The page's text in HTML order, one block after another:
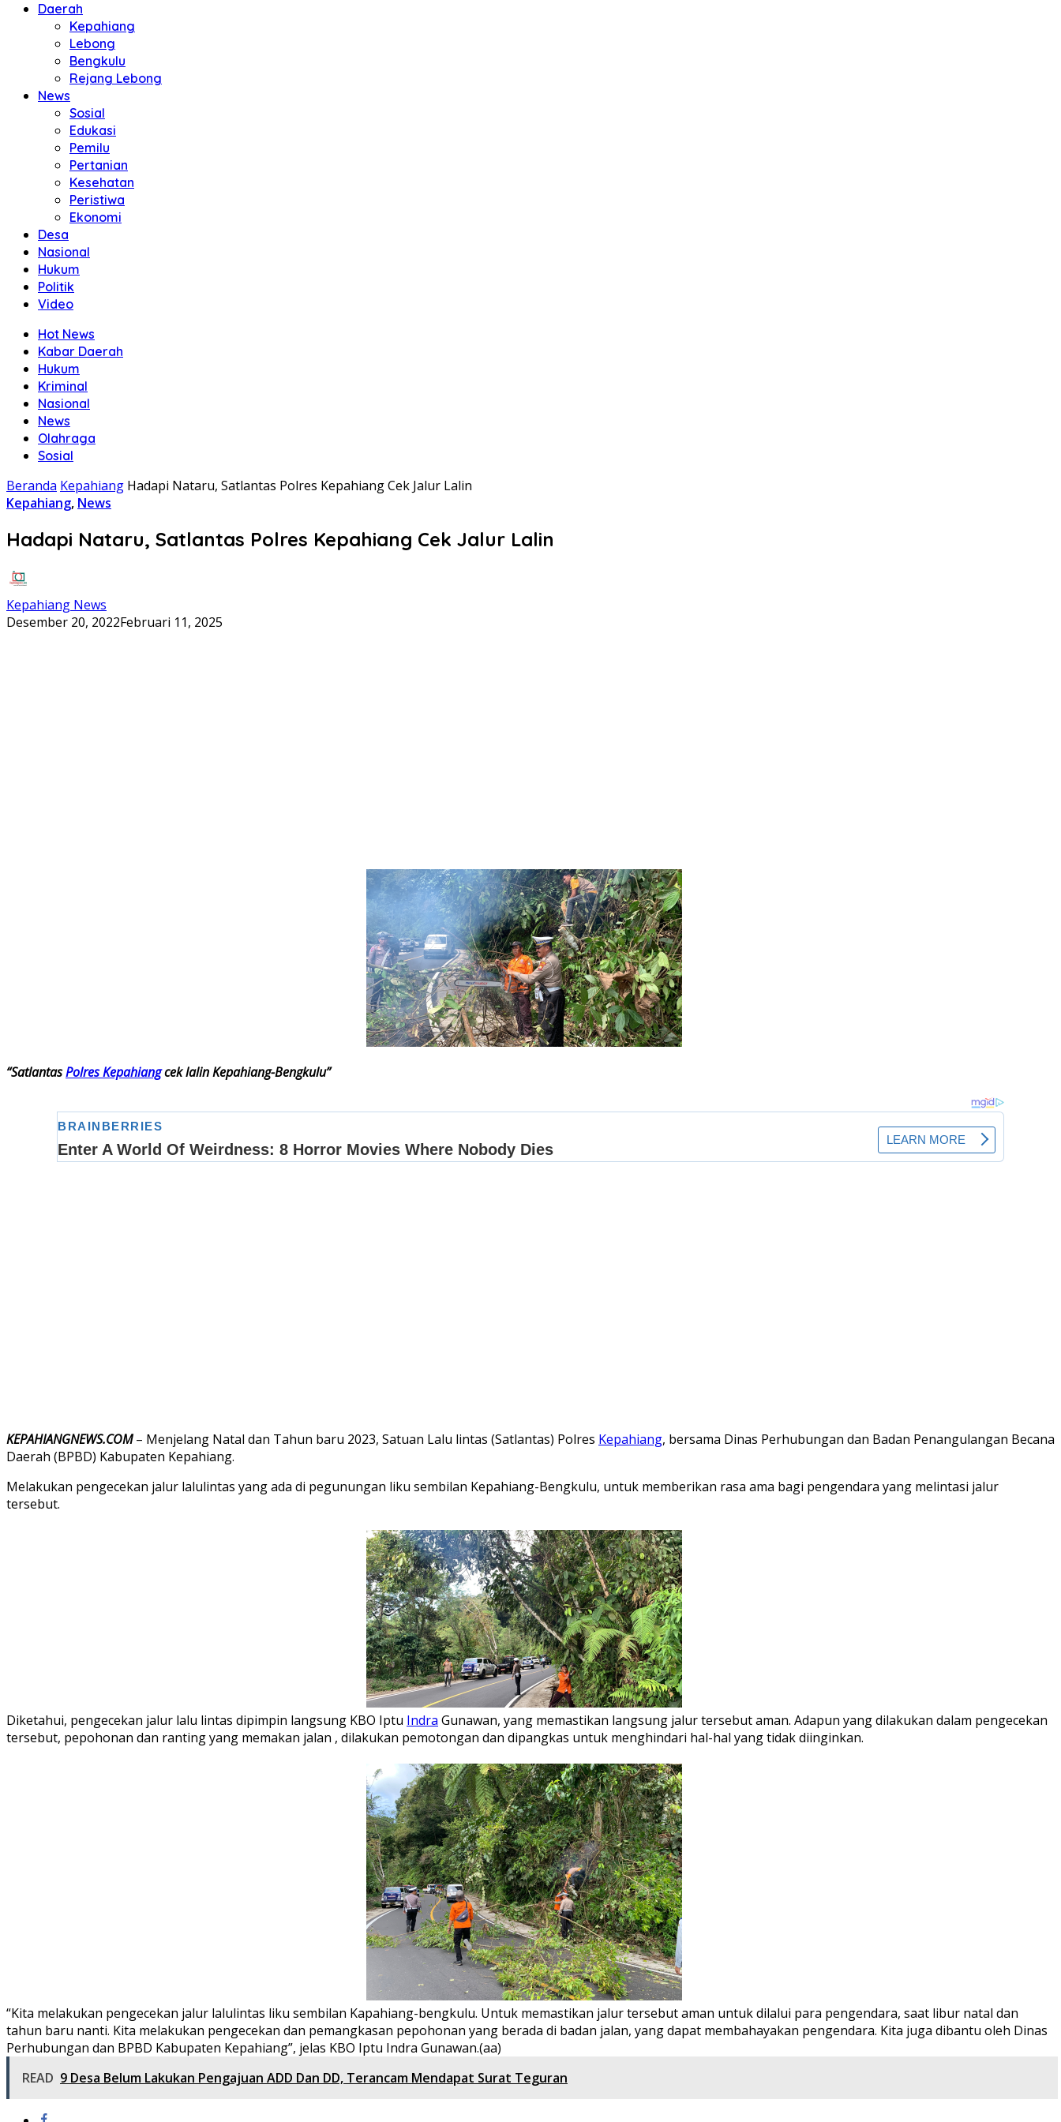
Daerah
Kepahiang
Lebong
Bengkulu
Rejang Lebong
News
Sosial
Edukasi
Pemilu
Pertanian
Kesehatan
Peristiwa
Ekonomi
Desa
Nasional
Hukum
Politik
Video
Hot News
Kabar Daerah
Hukum
Kriminal
Nasional
News
Olahraga
Sosial
Beranda Kepahiang Hadapi Nataru, Satlantas Polres Kepahiang Cek Jalur Lalin
Kepahiang, News
Hadapi Nataru, Satlantas Polres Kepahiang Cek Jalur Lalin
Kepahiang News
Desember 20, 2022Februari 11, 2025
“SatlantasPolres Kepahiangcek lalin Kepahiang-Bengkulu”
KEPAHIANGNEWS.COM– Menjelang Natal dan Tahun baru 2023, Satuan Lalu lintas (Satlantas) Polres Kepahiang, bersama Dinas Perhubungan dan Badan Penangulangan Becana
Daerah (BPBD) Kabupaten Kepahiang.
Melakukan pengecekan jalur lalulintas yang ada di pegunungan liku sembilan Kepahiang-Bengkulu, untuk memberikan rasa ama bagi pengendara yang melintasi jalur
tersebut.
Diketahui, pengecekan jalur lalu lintas dipimpin langsung KBO Iptu Indra Gunawan, yang memastikan langsung jalur tersebut aman. Adapun yang dilakukan dalam pengecekan
tersebut, pepohonan dan ranting yang memakan jalan , dilakukan pemotongan dan dipangkas untuk menghindari hal-hal yang tidak diinginkan.
“Kita melakukan pengecekan jalur lalulintas liku sembilan Kapahiang-bengkulu. Untuk memastikan jalur tersebut aman untuk dilalui para pengendara, saat libur natal dan
tahun baru nanti. Kita melakukan pengecekan dan pemangkasan pepohonan yang berada di badan jalan, yang dapat membahayakan pengendara. Kita juga dibantu oleh Dinas
Perhubungan dan BPBD Kabupaten Kepahiang”, jelas KBO Iptu Indra Gunawan.(aa)
READ 9 Desa Belum Lakukan Pengajuan ADD Dan DD, Terancam Mendapat Surat Teguran